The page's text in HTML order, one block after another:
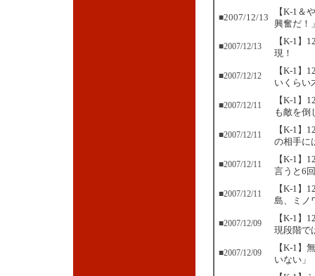
■2007/12/13
【K-1＆
興奮だ！
■2007/12/13
【K-1】
現！
■2007/12/12
【K-1】
いくらい
■2007/12/11
【K-1】
も敵を倒
■2007/12/11
【K-1】
の相手に
■2007/12/11
【K-1】
言うと6
■2007/12/11
【K-1】
島、ミノ
■2007/12/09
【K-1】
現段階で
■2007/12/09
【K-1】
いない」